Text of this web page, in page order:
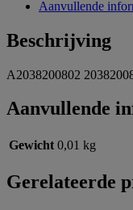
Aanvullende
Beschrijving
A2038200802
Aanvullende
Gewicht 0,01 kg
Gerelateerde